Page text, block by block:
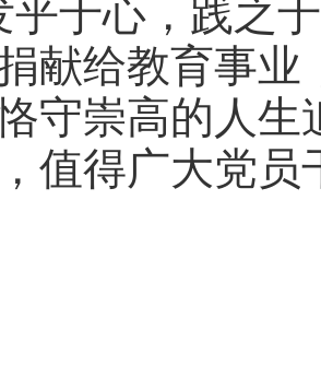
心，践之于
献给教育事业
守崇高的人
值得广大党员